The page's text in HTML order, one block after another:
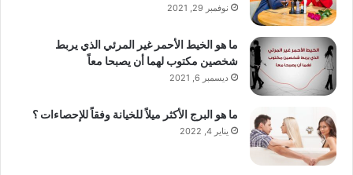
نوفمبر 29, 2021
ما هو الخيط الأحمر غير المرئي الذي يربط
شخصين مكتوب لهما أن يصبحا معاً
ديسمبر 6, 2021
ما هو البرج الأكثر ميلاً للخيانة وفقاً للإحصاءات ؟
يناير 4, 2022